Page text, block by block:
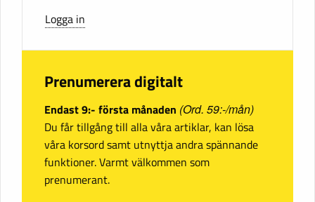
Logga in
Prenumerera digitalt
Endast 9:- första månaden (Ord. 59:-/mån)
Du får tillgång till alla våra artiklar, kan lösa
våra korsord samt utnyttja andra spännande
funktioner. Varmt välkommen som
prenumerant.